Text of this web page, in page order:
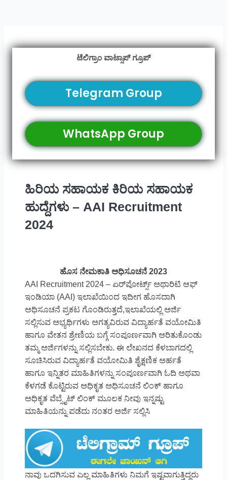
ಟೆಲಿಗ್ರಾಂ ವಾಟ್ಸಾಪ್ ಗ್ರೂಪ್
Telegram Group
WhatsApp Group
ಹಿರಿಯ ಸಹಾಯಕ ಕಿರಿಯ ಸಹಾಯಕ
ಹುದ್ದೆಗಳು – AAI Recruitment
2024
ಹೊಸ ನೇಮಕಾತಿ ಅಧಿಸೂಚನೆ 2023
AAI Recruitment 2024 – ಏರ್‌ಪೋರ್ಟ್ಸ್ ಅಥಾರಿಟಿ ಆಫ್
ಇಂಡಿಯಾ (AAI) ಇಲಾಖೆಯಿಂದ ಇದೀಗ ಹೊಸದಾಗಿ
ಅಧಿಸೂಚನೆ ಪ್ರಕಟ ಗೊಂಡಿರುತ್ತದೆ,ಇಲಾಖೆಯಲ್ಲಿ ಅರ್ಜಿ
ಸಲ್ಲಿಸುವ ಅಭ್ಯರ್ಥಿಗಳು ಅಗತ್ಯವಿರುವ ವಿದ್ಯಾರ್ಹತೆ ವಯೋಮಿತಿ
ಹಾಗೂ ವೇತನ ಶ್ರೇಣಿಯ ಬಗ್ಗೆ ಸಂಪೂರ್ಣವಾಗಿ ಅರಿತುಕೊಂಡು
ತಮ್ಮ ಅರ್ಜಿಗಳನ್ನು ಸಲ್ಲಿಸಬೇಕು. ಈ ಲೇಖನದ ಕೆಳಬಾಗದಲ್ಲಿ
ಸೂಚಿಸಿರುವ ವಿದ್ಯಾರ್ಹತೆ ವಯೋಮಿತಿ ಶೈಕ್ಷಣಿಕ ಅರ್ಹತೆ
ಹಾಗೂ ಇನ್ನಿತರ ಮಾಹಿತಿಗಳನ್ನು ಸಂಪೂರ್ಣವಾಗಿ ಓದಿ ಅಥವಾ
ಕೆಳಗಡೆ ಕೊಟ್ಟಿರುವ ಅಧಿಕೃತ ಅಧಿಸೂಚನೆ ಲಿಂಕ್ ಹಾಗೂ
ಅಧಿಕೃತ ವೆಬ್ಸೈಟ್ ಲಿಂಕ್ ಮೂಲಕ ನೀವು ಇನ್ನಷ್ಟು
ಮಾಹಿತಿಯನ್ನು ಪಡೆದು ನಂತರ ಅರ್ಜಿ ಸಲ್ಲಿಸಿ
ನಾವು ಒದಗಿಸುವ ಎಲ್ಲ ಮಾಹಿತಿಗಳು ನಿಮಗೆ ಇಷ್ಟವಾಗುತ್ತಿದ್ದರು